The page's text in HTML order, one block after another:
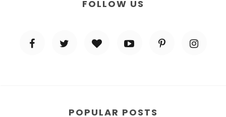
FOLLOW US
POPULAR POSTS